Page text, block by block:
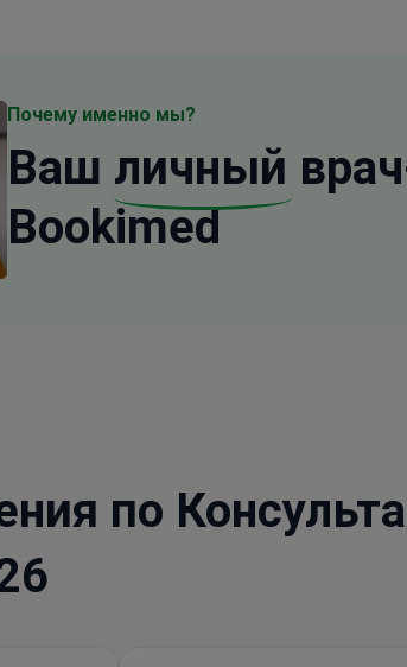
Почему именно мы?
Ваш личный
Bookimed
по